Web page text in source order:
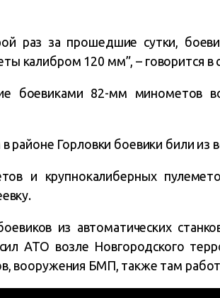
раз за прошедшие сутки,
калибром 120 мм”, – говорится в
боевиками 82-мм минометов
районе Горловки боевики били из
и крупнокалиберных
из автоматических
АТО возле Новгородского
вооружения БМП, также там